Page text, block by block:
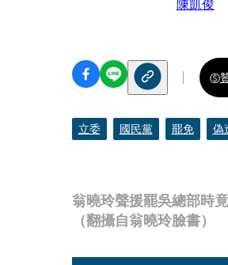
翁曉玲聲援罷吳總部時
（翻攝自翁曉玲臉書）
陳凱俊
立委 國民黨 罷免 偽